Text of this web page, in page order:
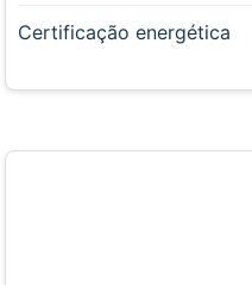
Certificação energética